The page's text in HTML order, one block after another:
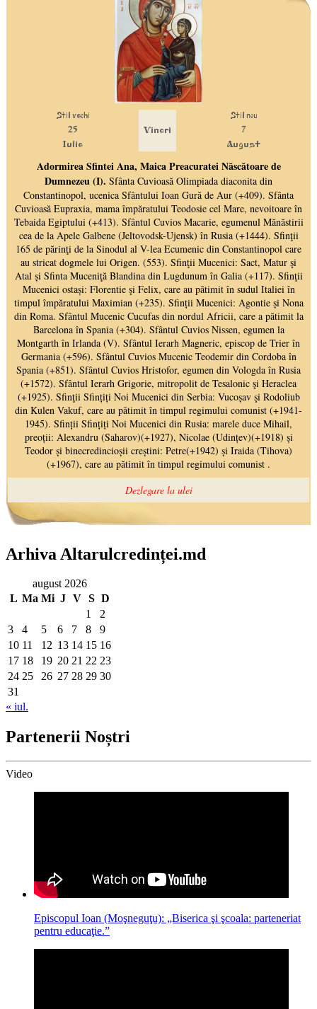
Arhiva Altarulcredinței.md
august 2026
L Ma Mi J V S D
1
2
3
4 5 6 7 8
9
10 11 12 13 14 15 16
17 18 19 20 21 22 23
24 25 26 27 28 29 30
31
« iul.
Partenerii Noștri
Video
Episcopul Ioan (Moşneguţu): „Biserica şi şcoala: parteneriat
pentru educaţie.”